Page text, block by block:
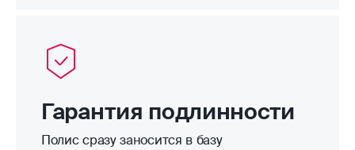
Гарантия подлинности
Полис сразу заносится в базу